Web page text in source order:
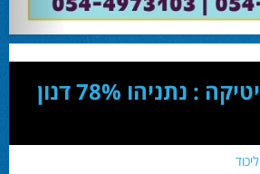
סקר הכל פוליטיקה : נתניהו 78% דנון
ליכוד